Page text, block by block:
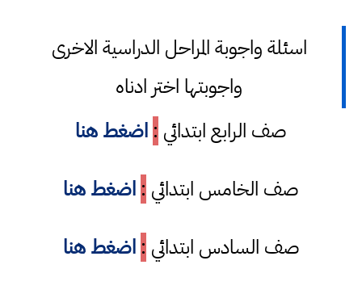
اسئلة واجوبة المراحل الدراسية الاخرى
واجوبتها اختر ادناه
صف الرابع ابتدائي : اضغط هنا
صف الخامس ابتدائي : اضغط هنا
صف السادس ابتدائي : اضغط هنا